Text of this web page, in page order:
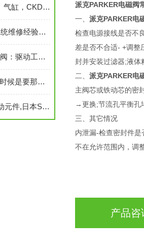
日本CKD/（喜开理）气缸，CKD电磁阀
介绍喜开理电磁阀系统维修经验总结
AVENTICS气动电磁阀：驱动工业未来
P+F安全栅在选型的时候是要那几个参数为准
SMC气缸，SMC气动元件,日本SMC,SMC
派克PARKER电磁阀
一、 派克PARKER电
检查电源接线是否不
差是否不合适- +调整
封并安装过滤器;液
二、 派克PARKER电
主阀芯或铁动芯的密
→更换;节流孔平衡孔
三、其它情况
内泄漏-检查密封件
不在允许范围内，调
产品咨